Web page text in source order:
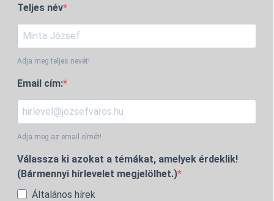
Teljes név
Adja meg teljes nevét!
Email cím:
Adja meg az email címét!
Válassza ki azokat a témákat, amelyek érdeklik!
(Bármennyi hírlevelet megjelölhet.)
Általános hírek